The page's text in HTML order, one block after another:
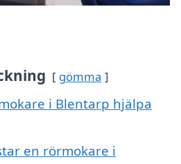
gömma
i Blentarp hjälpa
en rörmokare i